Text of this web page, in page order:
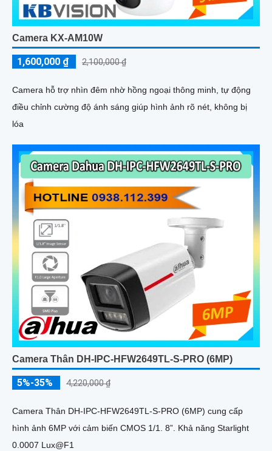
Camera KX-AM10W
1,600,000 ₫ 2,100,000 ₫
Camera hỗ trợ nhìn đêm nhờ hồng ngoại thông minh, tự động
điều chỉnh cường độ ánh sáng giúp hình ảnh rõ nét, không bị
lóa
Camera Thân DH-IPC-HFW2649TL-S-PRO (6MP)
5%-35% 4,220,000 ₫
Camera Thân DH-IPC-HFW2649TL-S-PRO (6MP) cung cấp
hình ảnh 6MP với cảm biến CMOS 1/1. 8”. Khả năng Starlight
0.0007 Lux@F1